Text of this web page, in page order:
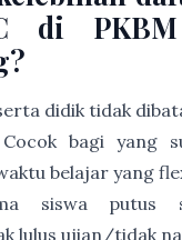
di
didik tidak
bagi yang
belajar yang
siswa putus
lulus ujian/tidak